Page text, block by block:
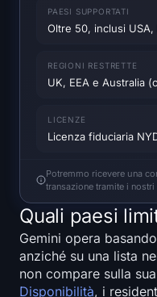
Heatmap ZEC
Altcoin Season Index
Indice di Paura e
Heatmap RSI
Funding Rates
PAESI SUPPORTATI
Oltre 50, inclusi
REGIONI RESTRETTE
UK, EEA e Australia
LICENZE
Licenza fiduciaria
Potremmo ricevere una
transazione tramite i
Quali paesi
Gemini opera
anziché su una lista
non compare sulla
Disponibilità, i